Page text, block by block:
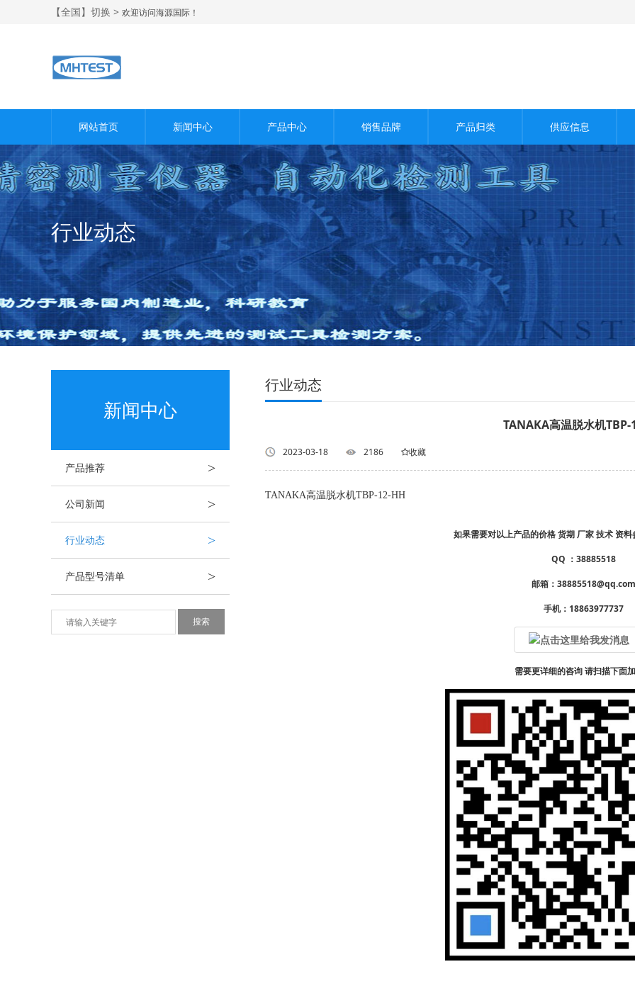
【全国】切换 > 欢迎访问海源国际！
网站首页 新闻中心 产品中心 销售品牌 产品归类 供应信息
行业动态
新闻中心
产品推荐 >
公司新闻 >
行业动态 >
产品型号清单 >
行业动态
TANAKA高温脱水机TBP-
2023-03-18 2186 收藏
TANAKA高温脱水机TBP-12-HH
如果需要对以上产品的价格 货期 厂家 技术 资
QQ ：38885518
邮箱：38885518@qq.com
手机：18863977737
需要更详细的咨询 请扫描下面